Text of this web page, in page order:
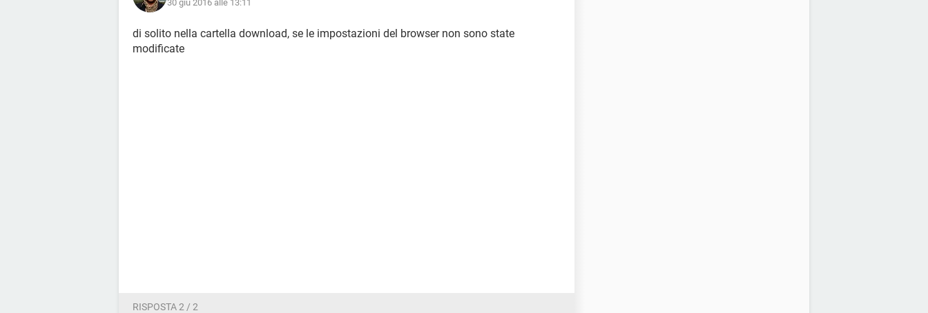
30 giu 2016 alle 13:11
di solito nella cartella download, se le impostazioni del browser non sono state
modificate
RISPOSTA 2 / 2